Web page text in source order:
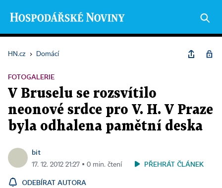
HN.cz › Domácí
FOTOGALERIE
V Bruselu se rozsvítilo
neonové srdce pro V. H. V Praze
byla odhalena pamětní deska
bit
17. 12. 2012 21:27 ▪ 0 min. čtení PŘEHRÁT ČLÁNEK
ODEBÍRAT AUTORA